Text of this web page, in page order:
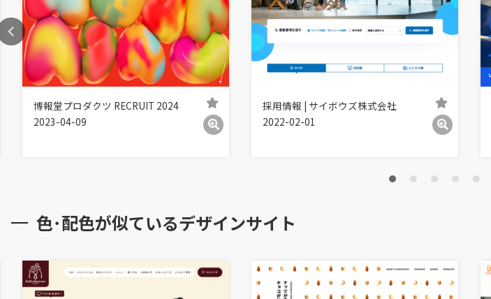
博報堂プロダクツ RECRUIT 2024
2023-04-09
採用情報 | サイボウズ株式会社
2022-02-01
色･配色が似ているデザインサイト